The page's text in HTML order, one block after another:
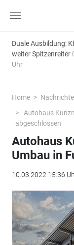
Duale Ausbildung:
weiter Spitzenreiter
Uhr
Home
Autohaus
abgeschlossen
Autohaus
Umbau in
10.03.2022 15:36